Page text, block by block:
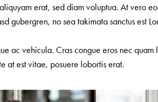
erat, sed diam voluptua. At vero
gubergren, no sea takimata sanctus est
ac vehicula. Cras congue eros nec
at est vitae, posuere lobortis erat.